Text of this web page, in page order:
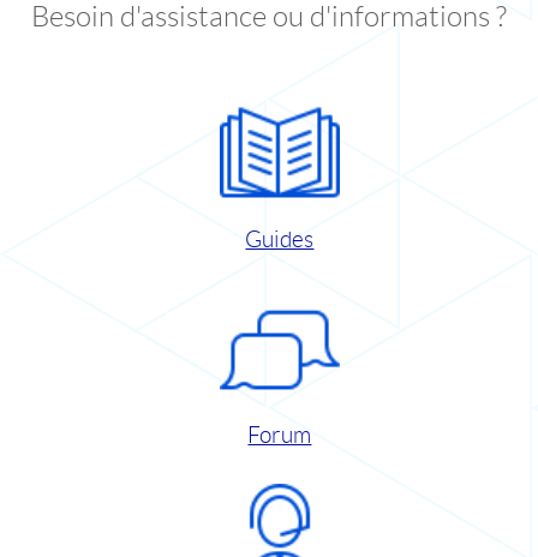
Besoin d'assistance ou d'informations ?
Guides
Forum